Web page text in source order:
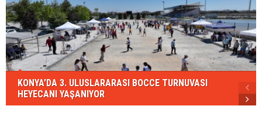
KONYA’DA 3. ULUSLARARASI BOCCE TURNUVASI
HEYECANI YAŞANIYOR